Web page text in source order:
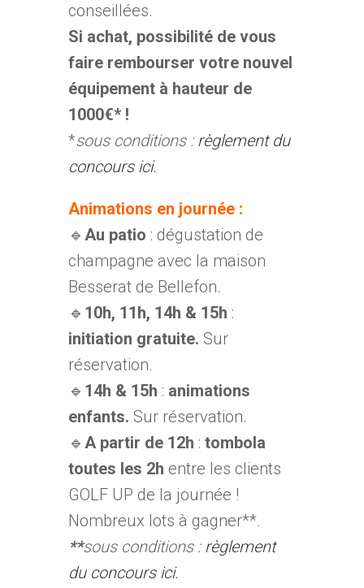
conseillées.
Si achat, possibilité de vous
faire rembourser votre nouvel
équipement à hauteur de
1000€* !
*sous conditions :règlement du
concours ici.
Animations en journée :
🔹 Au patio : dégustation de
champagne avec la maison
Besserat de Bellefon.
🔹 10h, 11h, 14h & 15h :
initiation gratuite. Sur
réservation.
🔹 14h & 15h : animations
enfants. Sur réservation.
🔹 A partir de 12h : tombola
toutes les 2h entre les clients
GOLF UP de la journée !
Nombreux lots à gagner**.
**sous conditions :règlement
du concours ici.